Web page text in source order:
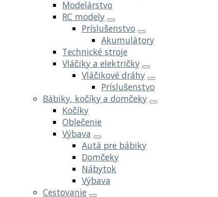
Modelárstvo
RC modely
Príslušenstvo
Akumulátory
Technické stroje
Vláčiky a električky
Vláčikové dráhy
Príslušenstvo
Bábiky, kočíky a domčeky
Kočíky
Oblečenie
Výbava
Autá pre bábiky
Domčeky
Nábytok
Výbava
Cestovanie